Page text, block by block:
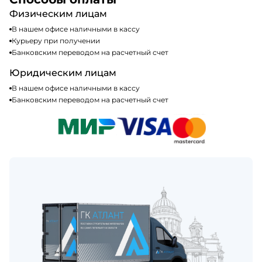
Физическим лицам
В нашем офисе наличными в кассу
Курьеру при получении
Банковским переводом на расчетный счет
Юридическим лицам
В нашем офисе наличными в кассу
Банковским переводом на расчетный счет